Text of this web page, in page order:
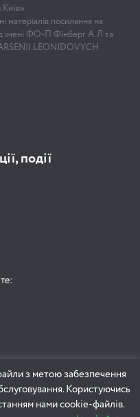
матеріалів посилання на
імені ФО-П Фінберг А.Л та
LEONIDOVYCH
події
з метою забезпечення
Користуючись
нами cookie-файлів.